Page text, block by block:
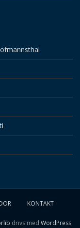
KONTAKT
drivs med WordPress